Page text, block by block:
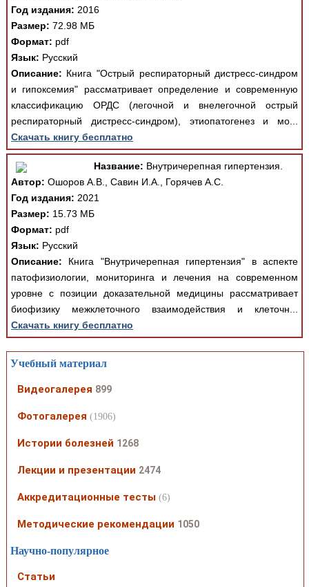
Год издания: 2016
Размер: 72.98 МБ
Формат: pdf
Язык: Русский
Описание: Книга "Острый респираторный дистресс-синдром
и гипоксемия" рассматривает определение и современную
классификацию ОРДС (легочной и внелегочной острый
респираторный дистресс-синдром), этиопатогенез и мо...
Скачать книгу бесплатно
Название: Внутричерепная гипертензия.
Автор: Ошоров А.В., Савин И.А., Горячев А.С.
Год издания: 2021
Размер: 15.73 МБ
Формат: pdf
Язык: Русский
Описание: Книга "Внутричерепная гипертензия" в аспекте
патофизиологии, мониторинга и лечения на современном
уровне с позиции доказательной медицины рассматривает
биофизику межклеточного взаимодействия и клеточн...
Скачать книгу бесплатно
Учебный материал
Видеогалерея 899
Фотогалерея (1906)
Истории болезней 1268
Лекции и презентации 2474
Аккредитационные тесты (6)
Методические рекомендации 1050
Научно-популярное
Статьи